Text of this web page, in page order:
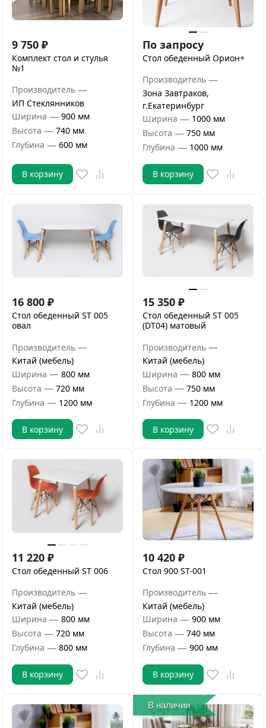
9 750 ₽
Комплект стол и стулья
№1
Производитель —
ИП Стеклянников
Ширина — 900 мм
Высота — 740 мм
Глубина — 600 мм
В корзину
По запросу
Стол обеденный Орион+
Производитель —
Зона Завтраков,
г.Екатеринбург
Ширина — 1000 мм
Высота — 750 мм
Глубина — 1000 мм
В корзину
16 800 ₽
Стол обеденный ST 005
овал
Производитель —
Китай (мебель)
Ширина — 800 мм
Высота — 720 мм
Глубина — 1200 мм
В корзину
15 350 ₽
Стол обеденный ST 005
(DT04) матовый
Производитель —
Китай (мебель)
Ширина — 800 мм
Высота — 750 мм
Глубина — 1200 мм
В корзину
11 220 ₽
Стол обеденный ST 006
Производитель —
Китай (мебель)
Ширина — 800 мм
Высота — 720 мм
Глубина — 800 мм
В корзину
10 420 ₽
Стол 900 ST-001
Производитель —
Китай (мебель)
Ширина — 900 мм
Высота — 740 мм
Глубина — 900 мм
В корзину
В наличии